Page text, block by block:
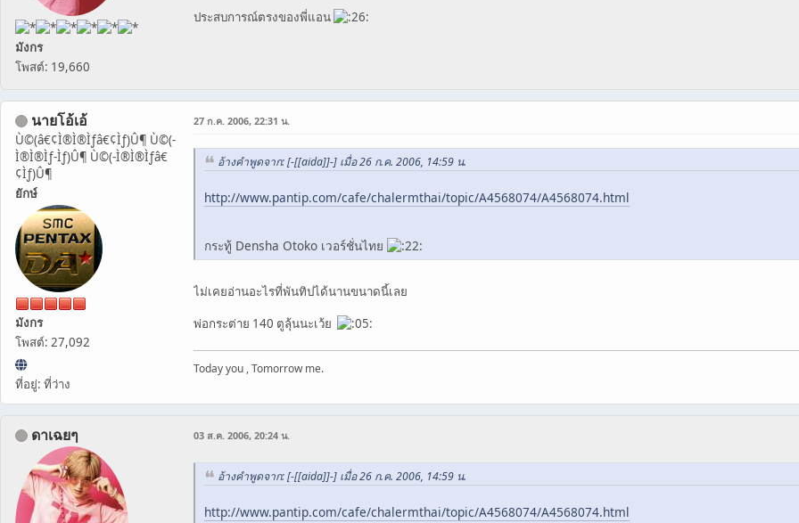
มังกร
โพสต์: 19,660
ประสบการณ์ตรงของพี่แอน
นายโอ้เอ้
Ù©(â€¢Ì®Ì®Ìƒâ€¢Ìƒ)Û¶ Ù©(-
Ì®Ì®Ìƒ-Ìƒ)Û¶ Ù©(-Ì®Ì®Ìƒâ€
¢Ìƒ)Û¶
ยักษ์
มังกร
โพสต์: 27,092
ที่อยู่: ที่ว่าง
27 ก.ค. 2006, 22:31 น.
อ้างคำพูดจาก: [-[[aida]]-] เมื่อ 26 ก.ค. 2006, 14:59 น.
http://www.pantip.com/cafe/chalermthai/topic/A4568074/A4568074.html
กระทู้ Densha Otoko เวอร์ชั่นไทย
ไม่เคยอ่านอะไรที่พันทิปได้นานขนาดนี้เลย
พ่อกระต่าย 140 ตูลุ้นนะเว้ย
Today you , Tomorrow me.
ดาเฉยๆ 03 ส.ค. 2006, 20:24 น.
อ้างคำพูดจาก: [-[[aida]]-] เมื่อ 26 ก.ค. 2006, 14:59 น.
http://www.pantip.com/cafe/chalermthai/topic/A4568074/A4568074.html